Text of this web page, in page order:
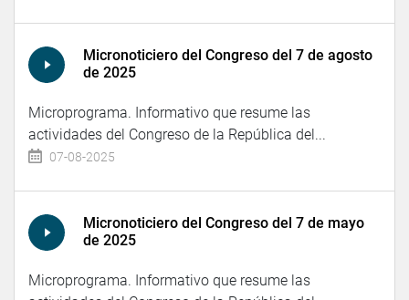
Micronoticiero del Congreso del 7 de agosto
de 2025
Microprograma. Informativo que resume las
actividades del Congreso de la República del...
07-08-2025
Micronoticiero del Congreso del 7 de mayo
de 2025
Microprograma. Informativo que resume las